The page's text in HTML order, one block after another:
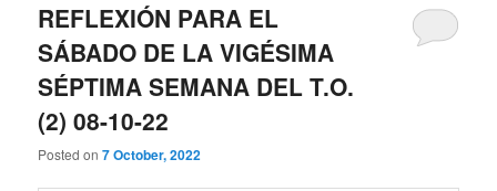
REFLEXIÓN PARA EL
SÁBADO DE LA VIGÉSIMA
SÉPTIMA SEMANA DEL T.O.
(2) 08-10-22
Posted on7 October, 2022